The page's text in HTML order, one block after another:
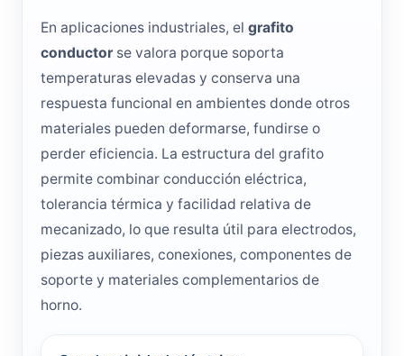
En aplicaciones industriales, el grafito
conductor se valora porque soporta
temperaturas elevadas y conserva una
respuesta funcional en ambientes donde otros
materiales pueden deformarse, fundirse o
perder eficiencia. La estructura del grafito
permite combinar conducción eléctrica,
tolerancia térmica y facilidad relativa de
mecanizado, lo que resulta útil para electrodos,
piezas auxiliares, conexiones, componentes de
soporte y materiales complementarios de
horno.